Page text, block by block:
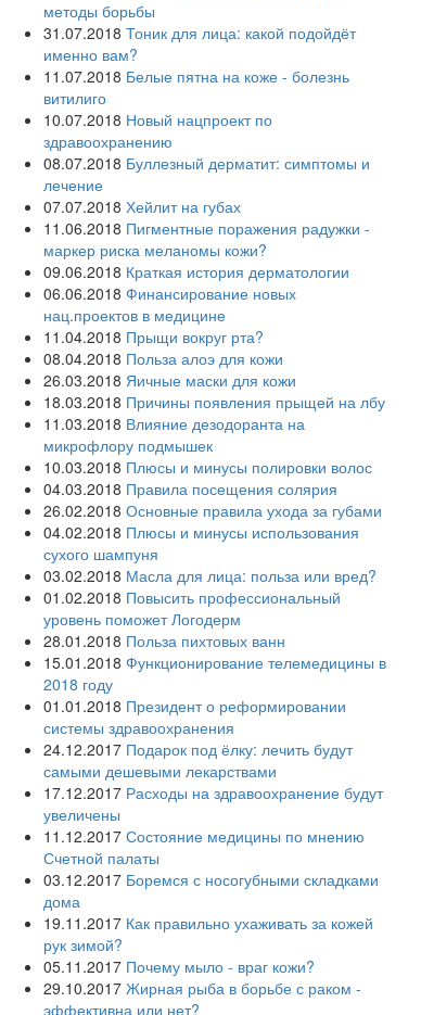
методы борьбы
31.07.2018 Тоник для лица: какой подойдёт
именно вам?
11.07.2018 Белые пятна на коже - болезнь
витилиго
10.07.2018 Новый нацпроект по
здравоохранению
08.07.2018 Буллезный дерматит: симптомы и
лечение
07.07.2018 Хейлит на губах
11.06.2018 Пигментные поражения радужки -
маркер риска меланомы кожи?
09.06.2018 Краткая история дерматологии
06.06.2018 Финансирование новых
нац.проектов в медицине
11.04.2018 Прыщи вокруг рта?
08.04.2018 Польза алоэ для кожи
26.03.2018 Яичные маски для кожи
18.03.2018 Причины появления прыщей на лбу
11.03.2018 Влияние дезодоранта на
микрофлору подмышек
10.03.2018 Плюсы и минусы полировки волос
04.03.2018 Правила посещения солярия
26.02.2018 Основные правила ухода за губами
04.02.2018 Плюсы и минусы использования
сухого шампуня
03.02.2018 Масла для лица: польза или вред?
01.02.2018 Повысить профессиональный
уровень поможет Логодерм
28.01.2018 Польза пихтовых ванн
15.01.2018 Функционирование телемедицины в
2018 году
01.01.2018 Президент о реформировании
системы здравоохранения
24.12.2017 Подарок под ёлку: лечить будут
самыми дешевыми лекарствами
17.12.2017 Расходы на здравоохранение будут
увеличены
11.12.2017 Состояние медицины по мнению
Счетной палаты
03.12.2017 Боремся с носогубными складками
дома
19.11.2017 Как правильно ухаживать за кожей
рук зимой?
05.11.2017 Почему мыло - враг кожи?
29.10.2017 Жирная рыба в борьбе с раком -
эффективна или нет?